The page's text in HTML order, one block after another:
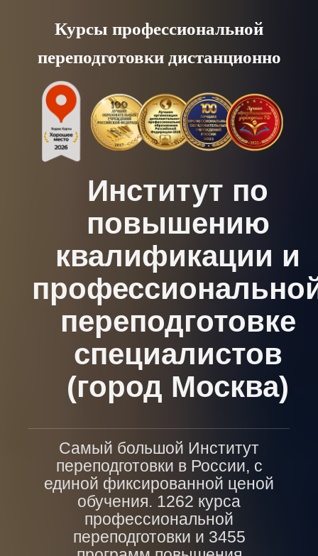
content
Курсы профессиональной
переподготовки дистанционно
Институт по
повышению
квалификации и
переподготовке
специалистов
(город Москва)
Самый большой Институт
переподготовки в России, с
единой фиксированной ценой
обучения. 1262 курса
профессиональной
переподготовки и 3455